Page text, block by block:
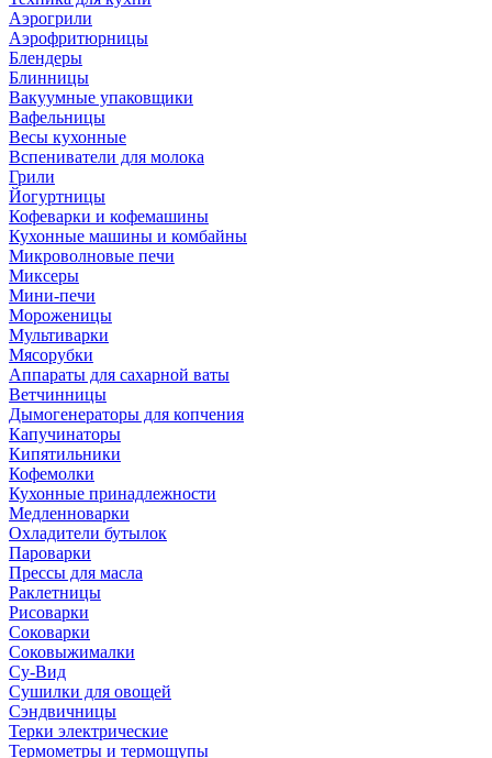
Аэрогрили
Аэрофритюрницы
Блендеры
Блинницы
Вакуумные упаковщики
Вафельницы
Весы кухонные
Вспениватели для молока
Грили
Йогуртницы
Кофеварки и кофемашины
Кухонные машины и комбайны
Микроволновые печи
Миксеры
Мини-печи
Мороженицы
Мультиварки
Мясорубки
Аппараты для сахарной ваты
Ветчинницы
Дымогенераторы для копчения
Капучинаторы
Кипятильники
Кофемолки
Кухонные принадлежности
Медленноварки
Охладители бутылок
Пароварки
Прессы для масла
Раклетницы
Рисоварки
Соковарки
Соковыжималки
Су-Вид
Сушилки для овощей
Сэндвичницы
Терки электрические
Термометры и термощупы